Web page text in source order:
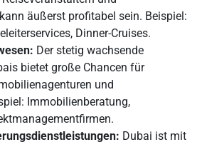
äußerst profitabel sein. Beispiel:
Dinner-Cruises.
Der stetig wachsende
bietet große Chancen für
und
Immobilienberatung,
Dubai ist mit